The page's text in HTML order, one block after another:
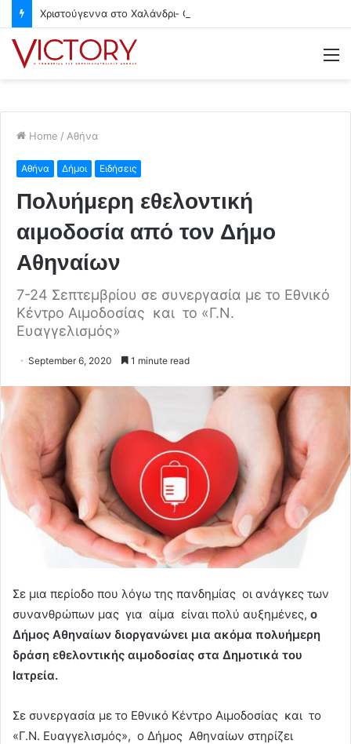
Home / Αθήνα
Αθήνα Δήμοι Ειδήσεις
Πολυήμερη εθελοντική
αιμοδοσία από τον Δήμο
Αθηναίων
7-24 Σεπτεμβρίου σε συνεργασία με το Εθνικό
Κέντρο Αιμοδοσίας και το «Γ.Ν.
Ευαγγελισμός»
September 6, 2020 1 minute read
Σε μια περίοδο που λόγω της πανδημίας οι ανάγκες των
συνανθρώπων μας για αίμα είναι πολύ αυξημένες, ο
Δήμος Αθηναίων διοργανώνει μια ακόμα πολυήμερη
δράση εθελοντικής αιμοδοσίας στα Δημοτικά του
Ιατρεία.
Σε συνεργασία με το Εθνικό Κέντρο Αιμοδοσίας και το
«Γ.Ν. Ευαγγελισμός», ο Δήμος Αθηναίων στηρίζει